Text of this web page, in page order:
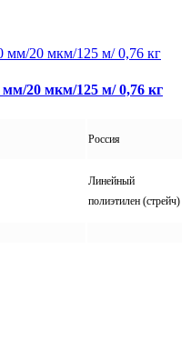
20 мкм/125 м/ 0,76 кг
Россия
Линейный
полиэтилен (стрейч)